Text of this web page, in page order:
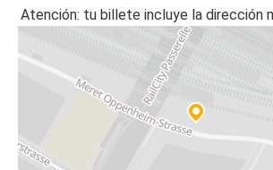
Atención: tu billete incluye la dirección